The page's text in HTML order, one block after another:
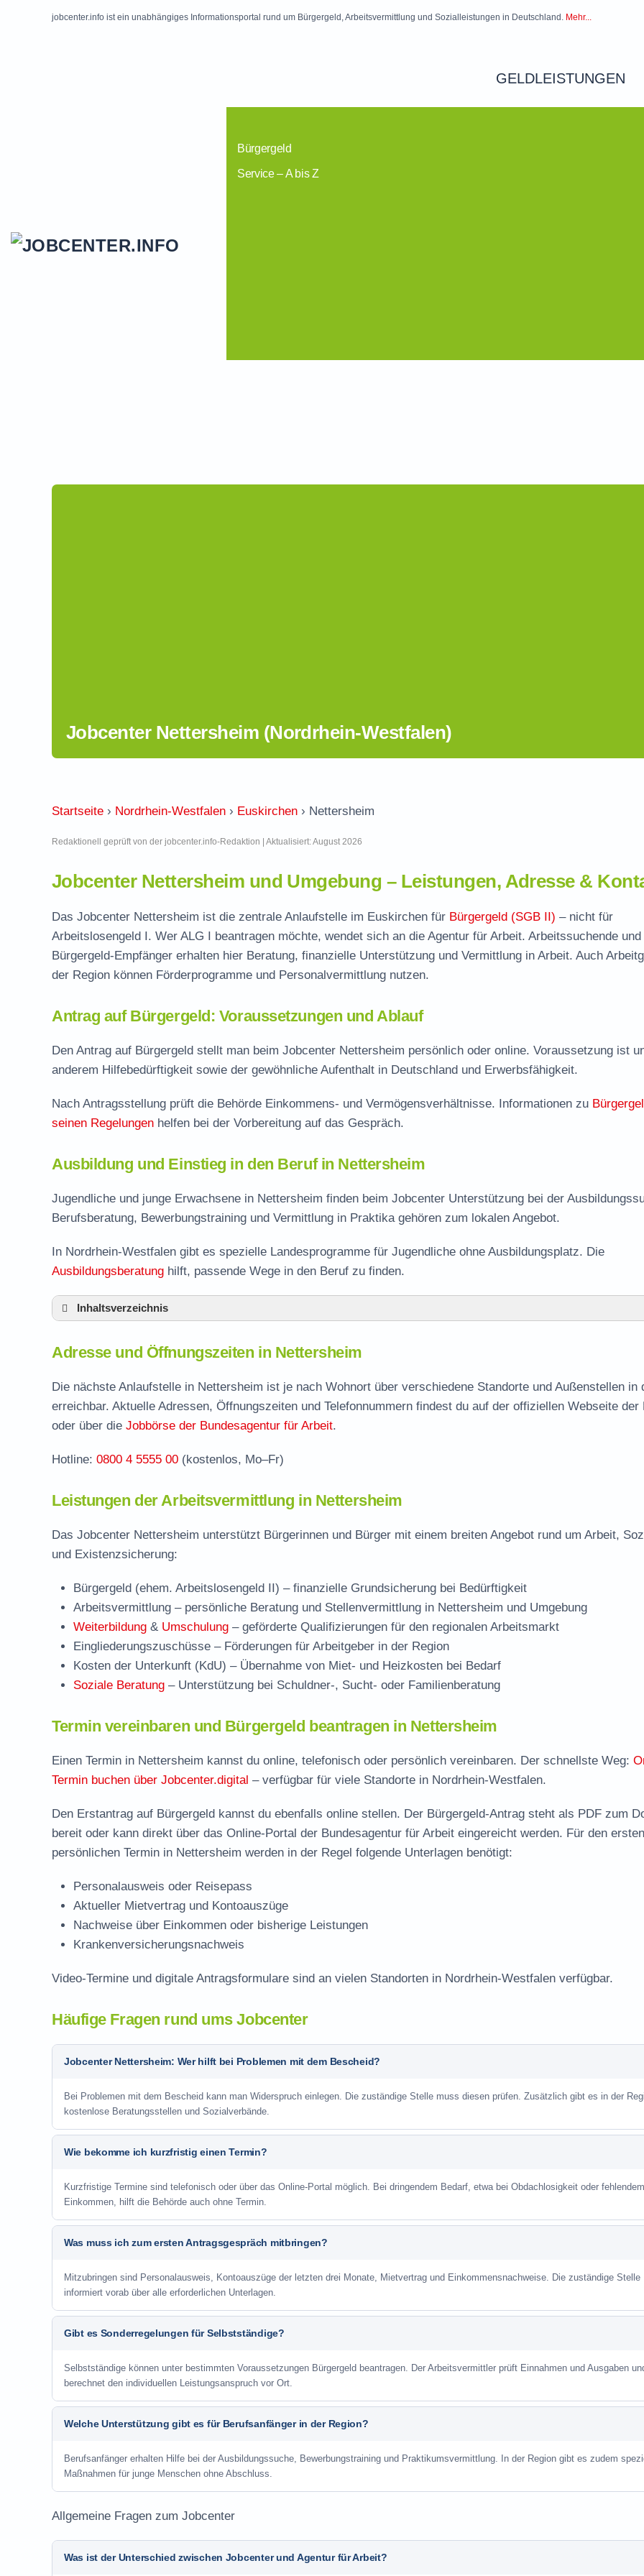
jobcenter.info ist ein unabhängiges Informationsportal rund um Bürgergeld, Arbeitsvermittlung und Sozialleistungen in Deutschland. Mehr...
GELDLEISTUNGEN
Bürgergeld
Service – A bis Z
Jobcenter Nettersheim (Nordrhein-Westfalen)
Startseite › Nordrhein-Westfalen › Euskirchen › Nettersheim
Redaktionell geprüft von der jobcenter.info-Redaktion | Aktualisiert: August 2026
Jobcenter Nettersheim und Umgebung – Leistungen, Adresse &
Das Jobcenter Nettersheim ist die zentrale Anlaufstelle im Euskirchen für Bürgergeld (SGB II) – nicht für
Arbeitslosengeld I. Wer ALG I beantragen möchte, wendet sich an die Agentur für Arbeit. Arbeitssuchende und
Bürgergeld-Empfänger erhalten hier Beratung, finanzielle Unterstützung und Vermittlung in Arbeit. Auch
der Region können Förderprogramme und Personalvermittlung nutzen.
Antrag auf Bürgergeld: Voraussetzungen und Ablauf
Den Antrag auf Bürgergeld stellt man beim Jobcenter Nettersheim persönlich oder online. Voraussetzung ist
anderem Hilfebedürftigkeit sowie der gewöhnliche Aufenthalt in Deutschland und Erwerbsfähigkeit.
Nach Antragsstellung prüft die Behörde Einkommens- und Vermögensverhältnisse. Informationen zu
seinen Regelungen helfen bei der Vorbereitung auf das Gespräch.
Ausbildung und Einstieg in den Beruf in Nettersheim
Jugendliche und junge Erwachsene in Nettersheim finden beim Jobcenter Unterstützung bei der
Berufsberatung, Bewerbungstraining und Vermittlung in Praktika gehören zum lokalen Angebot.
In Nordrhein-Westfalen gibt es spezielle Landesprogramme für Jugendliche ohne Ausbildungsplatz. Die
Ausbildungsberatung hilft, passende Wege in den Beruf zu finden.
Inhaltsverzeichnis
Leistungen der Arbeitsvermittlung in Nettersheim
Termin vereinbaren und Bürgergeld beantragen
Jobcenter Euskirchen – zuständige Stelle
Stellenangebote und Jobbörse in Nettersheim
Häufige Fragen rund ums Jobcenter
Adresse und Öffnungszeiten in Nettersheim
Die nächste Anlaufstelle in Nettersheim ist je nach Wohnort über verschiedene Standorte und Außenstellen in
erreichbar. Aktuelle Adressen, Öffnungszeiten und Telefonnummern findest du auf der offiziellen Webseite der
oder über die Jobbörse der Bundesagentur für Arbeit.
Hotline: 0800 4 5555 00 (kostenlos, Mo–Fr)
Leistungen der Arbeitsvermittlung in Nettersheim
Das Jobcenter Nettersheim unterstützt Bürgerinnen und Bürger mit einem breiten Angebot rund um Arbeit,
und Existenzsicherung:
Bürgergeld (ehem. Arbeitslosengeld II) – finanzielle Grundsicherung bei Bedürftigkeit
Arbeitsvermittlung – persönliche Beratung und Stellenvermittlung in Nettersheim und Umgebung
Weiterbildung & Umschulung – geförderte Qualifizierungen für den regionalen Arbeitsmarkt
Eingliederungszuschüsse – Förderungen für Arbeitgeber in der Region
Kosten der Unterkunft (KdU) – Übernahme von Miet- und Heizkosten bei Bedarf
Soziale Beratung – Unterstützung bei Schuldner-, Sucht- oder Familienberatung
Termin vereinbaren und Bürgergeld beantragen in Nettersheim
Einen Termin in Nettersheim kannst du online, telefonisch oder persönlich vereinbaren. Der schnellste Weg:
Termin buchen über Jobcenter.digital – verfügbar für viele Standorte in Nordrhein-Westfalen.
Den Erstantrag auf Bürgergeld kannst du ebenfalls online stellen. Der Bürgergeld-Antrag steht als PDF zum
bereit oder kann direkt über das Online-Portal der Bundesagentur für Arbeit eingereicht werden. Für den ersten
persönlichen Termin in Nettersheim werden in der Regel folgende Unterlagen benötigt:
Personalausweis oder Reisepass
Aktueller Mietvertrag und Kontoauszüge
Nachweise über Einkommen oder bisherige Leistungen
Krankenversicherungsnachweis
Video-Termine und digitale Antragsformulare sind an vielen Standorten in Nordrhein-Westfalen verfügbar.
Häufige Fragen rund ums Jobcenter
Jobcenter Nettersheim: Wer hilft bei Problemen mit dem Bescheid?
Bei Problemen mit dem Bescheid kann man Widerspruch einlegen. Die zuständige Stelle muss diesen prüfen. Zusätzlich gibt es in der
kostenlose Beratungsstellen und Sozialverbände.
Wie bekomme ich kurzfristig einen Termin?
Kurzfristige Termine sind telefonisch oder über das Online-Portal möglich. Bei dringendem Bedarf, etwa bei Obdachlosigkeit oder fehlendem
Einkommen, hilft die Behörde auch ohne Termin.
Was muss ich zum ersten Antragsgespräch mitbringen?
Mitzubringen sind Personalausweis, Kontoauszüge der letzten drei Monate, Mietvertrag und Einkommensnachweise. Die zuständige Stelle
informiert vorab über alle erforderlichen Unterlagen.
Gibt es Sonderregelungen für Selbstständige?
Selbstständige können unter bestimmten Voraussetzungen Bürgergeld beantragen. Der Arbeitsvermittler prüft Einnahmen und Ausgaben
berechnet den individuellen Leistungsanspruch vor Ort.
Welche Unterstützung gibt es für Berufsanfänger in der Region?
Berufsanfänger erhalten Hilfe bei der Ausbildungssuche, Bewerbungstraining und Praktikumsvermittlung. In der Region gibt es zudem
Maßnahmen für junge Menschen ohne Abschluss.
Allgemeine Fragen zum Jobcenter
Was ist der Unterschied zwischen Jobcenter und Agentur für Arbeit?